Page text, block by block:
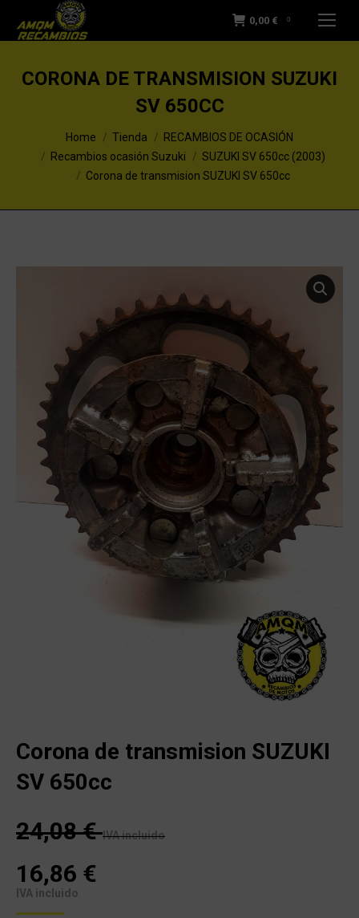
0,00 € 0
CORONA DE TRANSMISION SUZUKI
SV 650CC
You are here:Home Tienda
RECAMBIOS DE OCASIÓN
Recambios ocasión Suzuki
SUZUKI SV 650cc (2003)
Corona de transmision SUZUKI SV 650cc
Corona de transmision SUZUKI
SV 650cc
24,08€ IVA incluido
16,86 €
IVA incluido